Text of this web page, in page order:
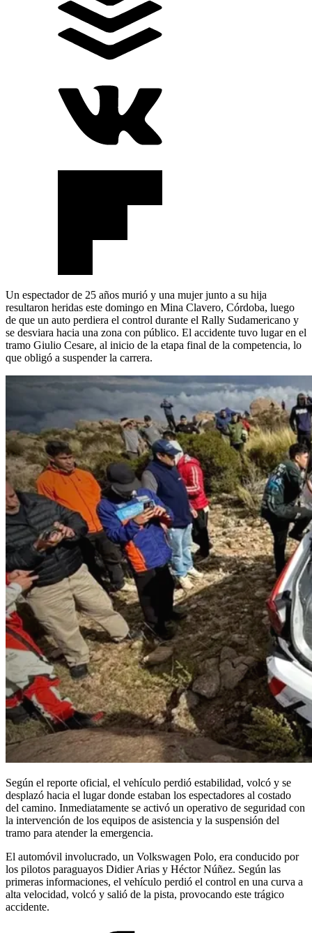
Un espectador de 25 años murió y una mujer junto a su hija
resultaron heridas este domingo en Mina Clavero, Córdoba, luego
de que un auto perdiera el control durante el Rally Sudamericano y
se desviara hacia una zona con público. El accidente tuvo lugar en el
tramo Giulio Cesare, al inicio de la etapa final de la competencia, lo
que obligó a suspender la carrera.
Según el reporte oficial, el vehículo perdió estabilidad, volcó y se
desplazó hacia el lugar donde estaban los espectadores al costado
del camino. Inmediatamente se activó un operativo de seguridad con
la intervención de los equipos de asistencia y la suspensión del
tramo para atender la emergencia.
El automóvil involucrado, un Volkswagen Polo, era conducido por
los pilotos paraguayos Didier Arias y Héctor Núñez. Según las
primeras informaciones, el vehículo perdió el control en una curva a
alta velocidad, volcó y salió de la pista, provocando este trágico
accidente.